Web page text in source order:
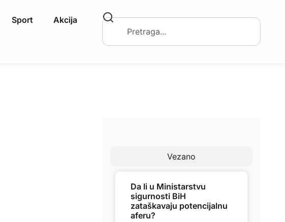
Sport Akcija
Vezano
Da li u Ministarstvu
sigurnosti BiH
zataškavaju potencijalnu
aferu?